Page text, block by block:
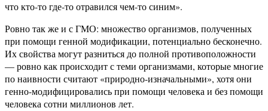
что кто-то где-то отравился чем-то синим».
Ровно так же и с ГМО: множество организмов, полученных
при помощи генной модификации, потенциально бесконечно.
Их свойства могут разниться до полной противоположности
— ровно как происходит с теми организмами, которые многие
по наивности считают «природно-изначальными», хотя они
генно-модифицировались при помощи человека и без помощи
человека сотни миллионов лет.